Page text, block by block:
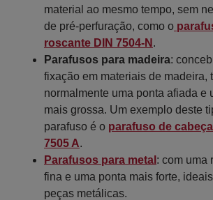
material ao mesmo tempo, sem
de pré-perfuração, como o
roscante DIN 7504-N .
Parafusos para madeira:
fixação em materiais de madeira,
normalmente uma ponta afiada e
mais grossa. Um exemplo deste
parafuso é o parafuso de
7505 A.
Parafusos para metal : com uma
fina e uma ponta mais forte,
peças metálicas.